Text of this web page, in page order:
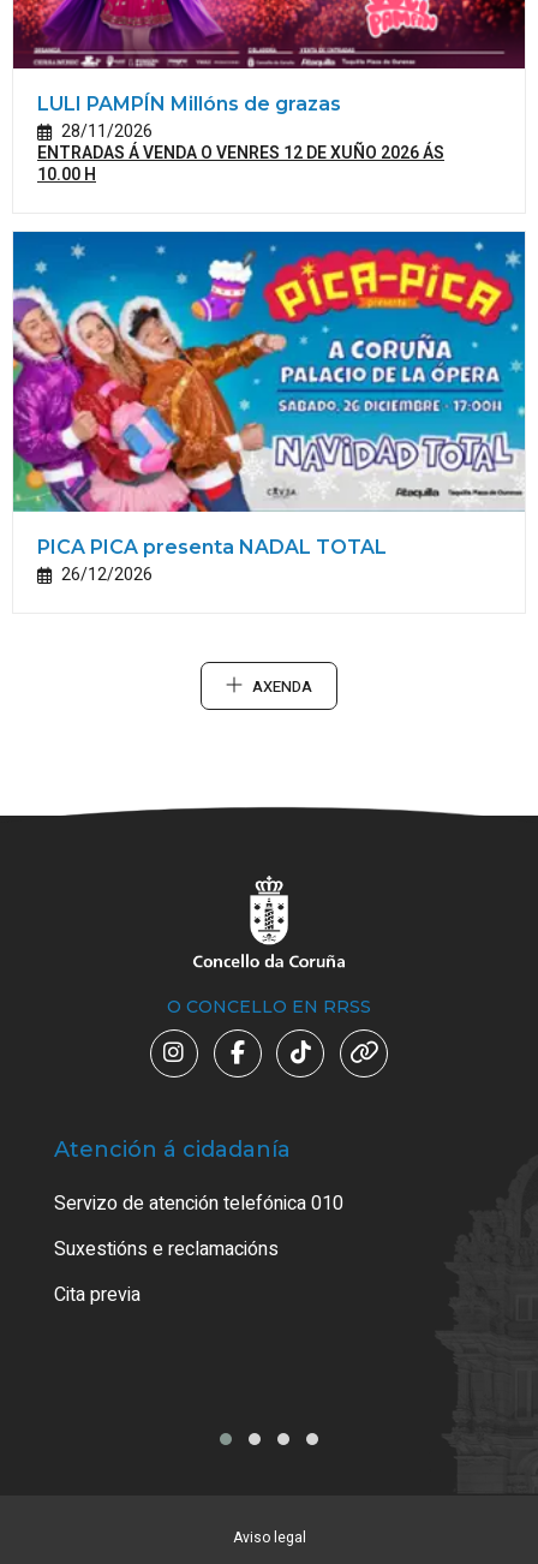
LULI PAMPÍN Millóns de grazas
28/11/2026
ENTRADAS Á VENDA O VENRES 12 DE XUÑO 2026 ÁS
10.00 H
PICA PICA presenta NADAL TOTAL
26/12/2026
AXENDA
O CONCELLO EN RRSS
Atención á cidadanía
Servizo de atención telefónica 010
Suxestións e reclamacións
Cita previa
Aviso legal